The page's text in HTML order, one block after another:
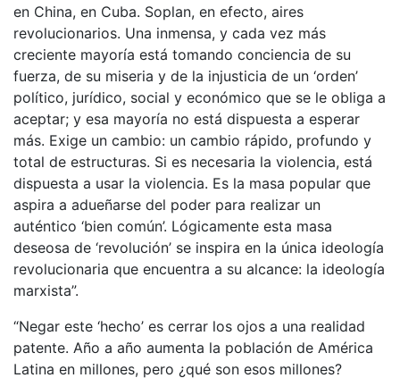
en China, en Cuba. Soplan, en efecto, aires
revolucionarios. Una inmensa, y cada vez más
creciente mayoría está tomando conciencia de su
fuerza, de su miseria y de la injusticia de un ‘orden’
político, jurídico, social y económico que se le obliga a
aceptar; y esa mayoría no está dispuesta a esperar
más. Exige un cambio: un cambio rápido, profundo y
total de estructuras. Si es necesaria la violencia, está
dispuesta a usar la violencia. Es la masa popular que
aspira a adueñarse del poder para realizar un
auténtico ‘bien común’. Lógicamente esta masa
deseosa de ‘revolución’ se inspira en la única ideología
revolucionaria que encuentra a su alcance: la ideología
marxista”.
“Negar este ‘hecho’ es cerrar los ojos a una realidad
patente. Año a año aumenta la población de América
Latina en millones, pero ¿qué son esos millones?